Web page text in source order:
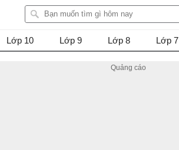
Lớp 10 Lớp 9 Lớp 8 Lớp 7